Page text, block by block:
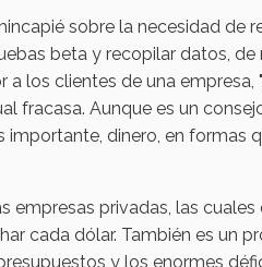
sobre la necesidad de
beta y recopilar datos,
los clientes de una
fracasa. Aunque es un
importante, dinero, en formas
empresas privadas, las
cada dólar. También es un
y los enormes